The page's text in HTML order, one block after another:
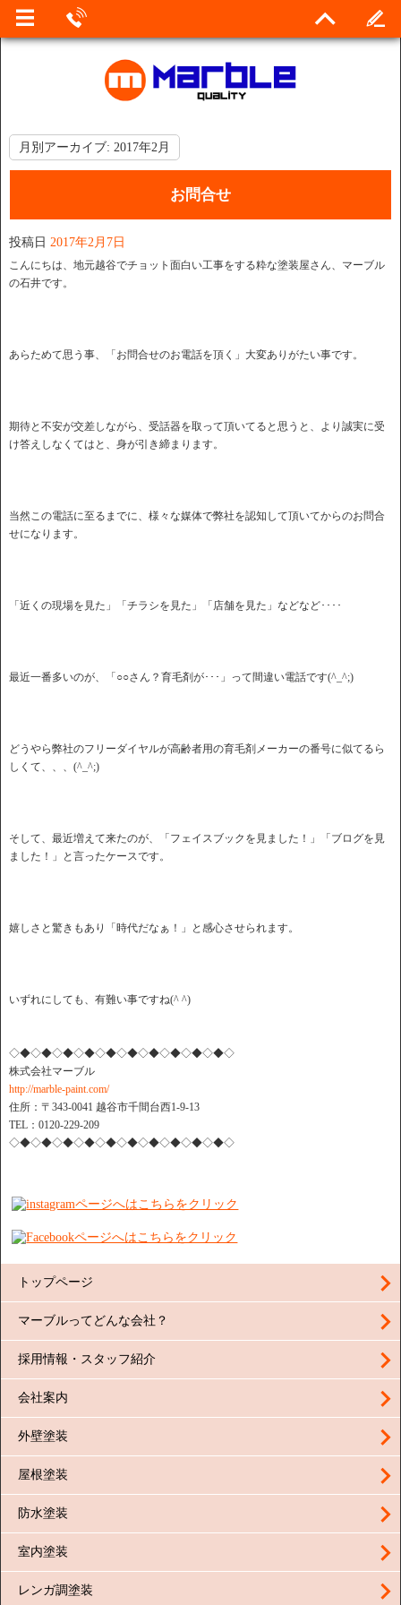
月別アーカイブ: 2017年2月
お問合せ
投稿日 2017年2月7日
こんにちは、地元越谷でチョット面白い工事をする粋な塗装屋さん、マーブル
の石井です。
あらためて思う事、「お問合せのお電話を頂く」大変ありがたい事です。
期待と不安が交差しながら、受話器を取って頂いてると思うと、より誠実に受
け答えしなくてはと、身が引き締まります。
当然この電話に至るまでに、様々な媒体で弊社を認知して頂いてからのお問合
せになります。
「近くの現場を見た」「チラシを見た」「店舗を見た」などなど････
最近一番多いのが、「○○さん？育毛剤が･･･」って間違い電話です(^_^;)
どうやら弊社のフリーダイヤルが高齢者用の育毛剤メーカーの番号に似てるら
しくて、、、(^_^;)
そして、最近増えて来たのが、「フェイスブックを見ました！」「ブログを見
ました！」と言ったケースです。
嬉しさと驚きもあり「時代だなぁ！」と感心させられます。
いずれにしても、有難い事ですね(^ ^)
◇◆◇◆◇◆◇◆◇◆◇◆◇◆◇◆◇◆◇◆◇
株式会社マーブル
http://marble-paint.com/
住所：〒343-0041 越谷市千間台西1-9-13
TEL：0120-229-209
◇◆◇◆◇◆◇◆◇◆◇◆◇◆◇◆◇◆◇◆◇
トップページ
マーブルってどんな会社？
採用情報・スタッフ紹介
会社案内
外壁塗装
屋根塗装
防水塗装
室内塗装
レンガ調塗装